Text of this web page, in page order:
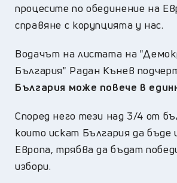
процесите по обединение на
справяне с корупцията у нас.
Водачът на листата на
България" Радан Кънев
България може повече в
Според него тези над 3/4 от
които искат България да бъде
Европа, трябва да бъдат
избори.